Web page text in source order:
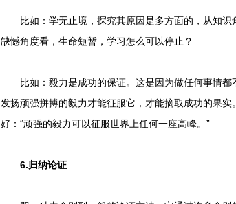
比如：学无止境，探究其原因是多方面的，从知识
缺憾角度看，生命短暂，学习怎么可以停止？
比如：毅力是成功的保证。这是因为做任何事情都
发扬顽强拼搏的毅力才能征服它，才能摘取成功的果
好：“顽强的毅力可以征服世界上任何一座高峰。”
6.归纳论证